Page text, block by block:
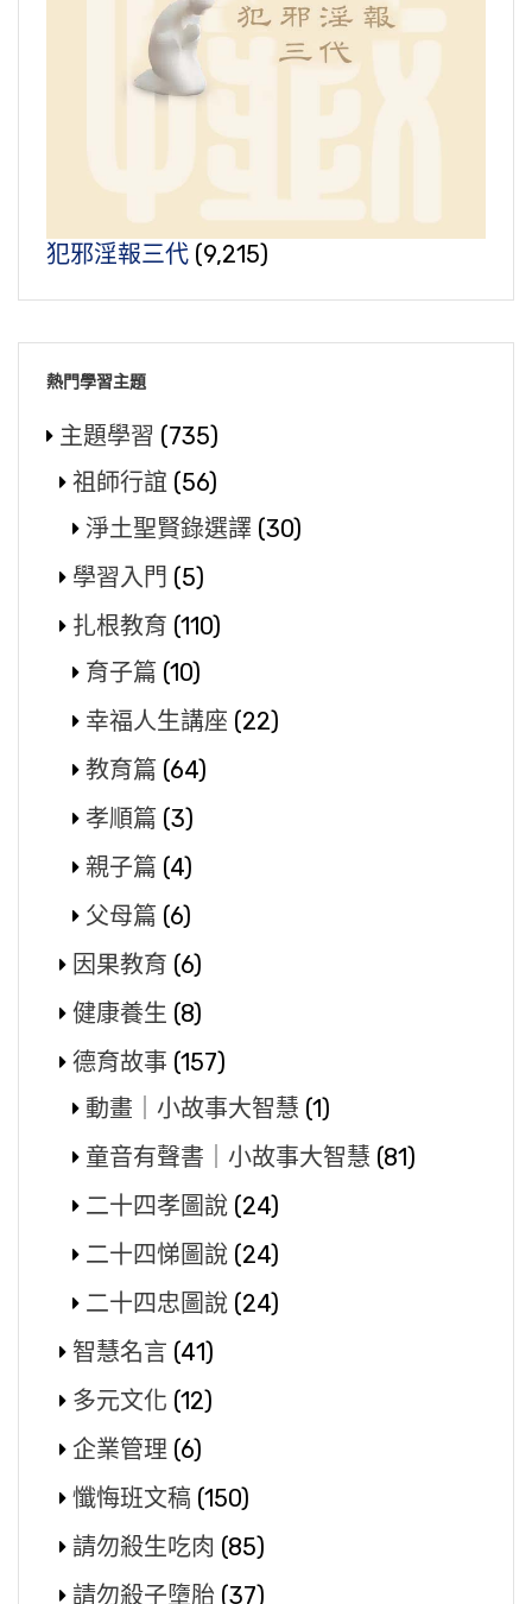
犯邪淫報三代 (9,215)
熱門學習主題
主題學習 (735)
祖師行誼 (56)
淨土聖賢錄選譯 (30)
學習入門 (5)
扎根教育 (110)
育子篇 (10)
幸福人生講座 (22)
教育篇 (64)
孝順篇 (3)
親子篇 (4)
父母篇 (6)
因果教育 (6)
健康養生 (8)
德育故事 (157)
動畫｜小故事大智慧 (1)
童音有聲書｜小故事大智慧 (81)
二十四孝圖說 (24)
二十四悌圖說 (24)
二十四忠圖說 (24)
智慧名言 (41)
多元文化 (12)
企業管理 (6)
懺悔班文稿 (150)
請勿殺生吃肉 (85)
請勿殺子墮胎 (37)